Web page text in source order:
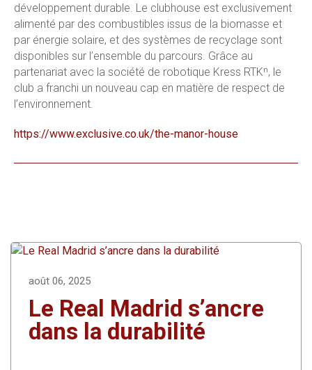
développement durable. Le clubhouse est exclusivement
alimenté par des combustibles issus de la biomasse et
par énergie solaire, et des systèmes de recyclage sont
disponibles sur l’ensemble du parcours. Grâce au
partenariat avec la société de robotique Kress RTKⁿ, le
club a franchi un nouveau cap en matière de respect de
l’environnement.
https://www.exclusive.co.uk/the-manor-house
août 06, 2025
Le Real Madrid s’ancre
dans la durabilité